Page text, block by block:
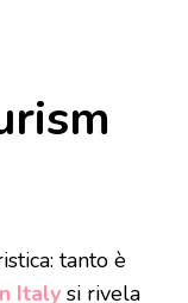
tanto è
Italy si rivela